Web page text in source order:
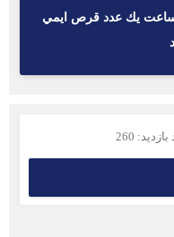
در أب گرم نشسته شود و هر ٨ ساعت يك عدد قرص ايمي
260